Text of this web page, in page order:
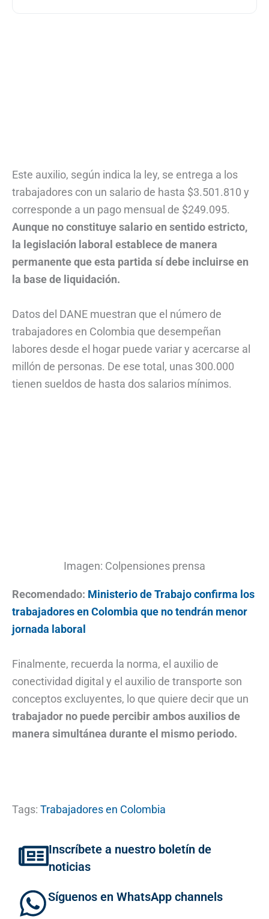
Este auxilio, según indica la ley, se entrega a los
trabajadores con un salario de hasta $3.501.810 y
corresponde a un pago mensual de $249.095.
Aunque no constituye salario en sentido estricto,
la legislación laboral establece de manera
permanente que esta partida sí debe incluirse en
la base de liquidación.
Datos del DANE muestran que el número de
trabajadores en Colombia que desempeñan
labores desde el hogar puede variar y acercarse al
millón de personas. De ese total, unas 300.000
tienen sueldos de hasta dos salarios mínimos.
Imagen: Colpensiones prensa
Recomendado: Ministerio de Trabajo confirma los
trabajadores en Colombia que no tendrán menor
jornada laboral
Finalmente, recuerda la norma, el auxilio de
conectividad digital y el auxilio de transporte son
conceptos excluyentes, lo que quiere decir que un
trabajador no puede percibir ambos auxilios de
manera simultánea durante el mismo periodo.
Tags: Trabajadores en Colombia
Inscríbete a nuestro boletín de
noticias
Síguenos en WhatsApp channels